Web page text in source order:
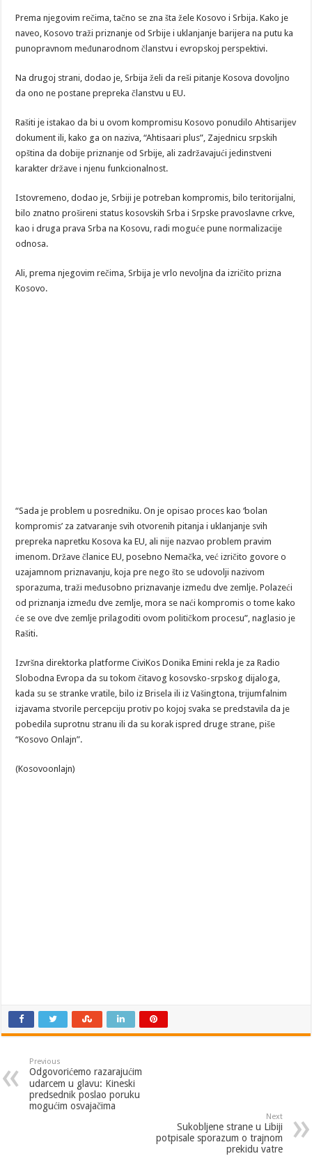
Prema njegovim rečima, tačno se zna šta žele Kosovo i Srbija. Kako je
naveo, Kosovo traži priznanje od Srbije i uklanjanje barijera na putu ka
punopravnom međunarodnom članstvu i evropskoj perspektivi.
Na drugoj strani, dodao je, Srbija želi da reši pitanje Kosova dovoljno
da ono ne postane prepreka članstvu u EU.
Rašiti je istakao da bi u ovom kompromisu Kosovo ponudilo Ahtisarijev
dokument ili, kako ga on naziva, “Ahtisaari plus”, Zajednicu srpskih
opština da dobije priznanje od Srbije, ali zadržavajući jedinstveni
karakter države i njenu funkcionalnost.
Istovremeno, dodao je, Srbiji je potreban kompromis, bilo teritorijalni,
bilo znatno prošireni status kosovskih Srba i Srpske pravoslavne crkve,
kao i druga prava Srba na Kosovu, radi moguće pune normalizacije
odnosa.
Ali, prema njegovim rečima, Srbija je vrlo nevoljna da izričito prizna
Kosovo.
“Sada je problem u posredniku. On je opisao proces kao ‘bolan
kompromis’ za zatvaranje svih otvorenih pitanja i uklanjanje svih
prepreka napretku Kosova ka EU, ali nije nazvao problem pravim
imenom. Države članice EU, posebno Nemačka, već izričito govore o
uzajamnom priznavanju, koja pre nego što se udovolji nazivom
sporazuma, traži međusobno priznavanje između dve zemlje. Polazeći
od priznanja između dve zemlje, mora se naći kompromis o tome kako
će se ove dve zemlje prilagoditi ovom političkom procesu”, naglasio je
Rašiti.
Izvršna direktorka platforme CiviKos Donika Emini rekla je za Radio
Slobodna Evropa da su tokom čitavog kosovsko-srpskog dijaloga,
kada su se stranke vratile, bilo iz Brisela ili iz Vašingtona, trijumfalnim
izjavama stvorile percepciju protiv po kojoj svaka se predstavila da je
pobedila suprotnu stranu ili da su korak ispred druge strane, piše
“Kosovo Onlajn”.
(Kosovoonlajn)
Previous
Odgovorićemo razarajućim
udarcem u glavu: Kineski
predsednik poslao poruku
mogućim osvajačima
Next
Sukobljene strane u Libiji
potpisale sporazum o trajnom
prekidu vatre